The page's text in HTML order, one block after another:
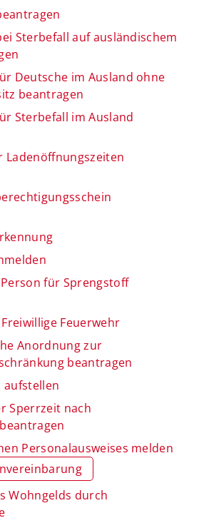
Sterbefall auf ausländischem
Deutsche im Ausland ohne
beantragen
Sterbefall im Ausland
Ladenöffnungszeiten
für Sprengstoff
Feuerwehr
Anordnung zur
beantragen
aufstellen
Sperrzeit nach
Personalausweises melden
Wohngelds durch